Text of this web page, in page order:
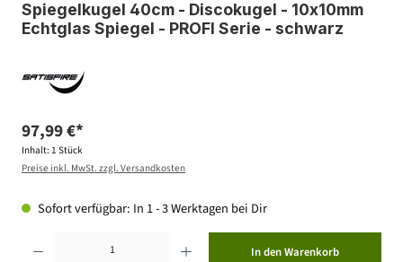
Spiegelkugel 40cm - Discokugel - 10x10mm
Echtglas Spiegel - PROFI Serie - schwarz
97,99 €*
Inhalt: 1 Stück
Preise inkl. MwSt. zzgl. Versandkosten
Sofort verfügbar: In 1 - 3 Werktagen bei Dir
In den Warenkorb